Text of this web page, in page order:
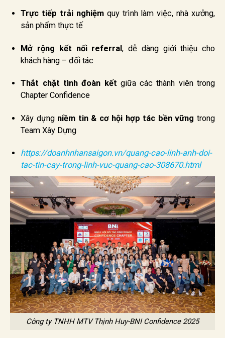
Trực tiếp trải nghiệmquy trình làm việc, nhà xưởng,
sản phẩm thực tế
Mở rộng kết nối referral, dễ dàng giới thiệu cho
khách hàng – đối tác
Thắt chặt tình đoàn kếtgiữa các thành viên trong
Chapter Confidence
Xây dựng niềm tin & cơ hội hợp tác bền vững trong
Team Xây Dựng
https://doanhnhansaigon.vn/quang-cao-linh-anh-doi-
tac-tin-cay-trong-linh-vuc-quang-cao-308670.html
Công ty TNHH MTV Thịnh Huy-BNI Confidence 2025